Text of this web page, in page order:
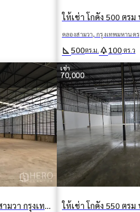
คลองสามวา, กรุงเทพมหานคร
square_foot500ตร.ม. park100 ตร.ว
ให้เช่า โกดัง 1500 ตรม คลองสามวา กรุงเทพมหานคร
เช่า
70,000